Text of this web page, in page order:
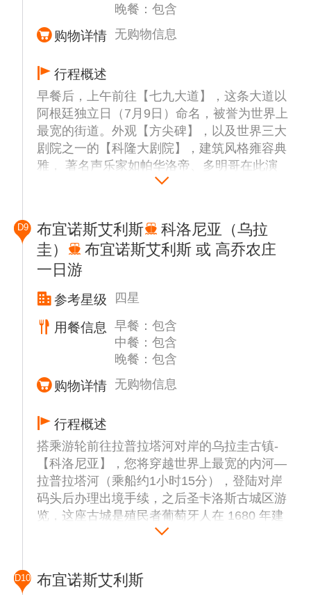
晚餐：包含
购物详情 无购物信息
行程概述
早餐后，上午前往【七九大道】，这条大道以
阿根廷独立日（7月9日）命名，被誉为世界上
最宽的街道。外观【方尖碑】，以及世界三大
剧院之一的【科隆大剧院】，建筑风格雍容典
雅， 著名声乐家如帕华洛帝、多明哥在此演
府】，这是该国总统及其属下办公的所在地，
是阿根廷国家的最高行政指挥中心，也是阿根
廷最有历史纪念意义的建筑之一。因其外墙涂
为粉红色 ，也被称为“玫瑰宫” (CASA
派风格的【布宜诺斯艾利斯大教堂】， 布宜
诺斯艾利斯主教座堂目前的建筑是多种建筑风
格的混合，有18 世纪的中央走道和圆顶 ，以
及19世纪的新古典主义立面 ，没有钟楼。
后参观【El Ateneo 书店（入内参观，约 20
分钟】，阿根廷的老字号连锁
上百年的建筑原本是歌剧院 （Teatro Gran
Splendid），之后便改造成了 El Ateneo 书
店，来到书店， 站在一楼抬头，周围的灯光
将书店照射的富丽堂皇、美轮美奂，加上安静
的 气氛 ，环境优雅古朴 ，气氛绝佳。
D9 布宜诺斯艾利斯
科洛尼亚（乌拉
圭）
布宜诺斯艾利斯 或 高乔农庄
一日游
参考星级 四星
用餐信息
早餐：包含
中餐：包含
晚餐：包含
购物详情 无购物信息
行程概述
搭乘游轮前往拉普拉塔河对岸的乌拉圭古镇-
【科洛尼亚】，您将穿越世界上最宽的内河—
拉普拉塔河（乘船约1小时15分），登陆对岸
码头后办理出境手续，之后圣卡洛斯古城区游
览，这座古城是殖民者葡萄牙人在 1680 年建
于拉普拉塔河上的，具有重要的军事战略意
得以良好保存至今。
D10 布宜诺斯艾利斯